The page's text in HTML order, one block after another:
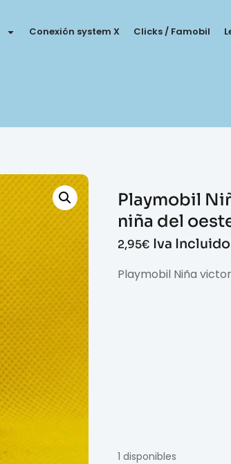
Conexión system X Clicks / Famobil
Playmobil
niña del
2,95€ Iva Incluido
Playmobil Niña
1 disponibles